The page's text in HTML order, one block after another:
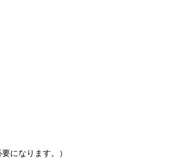
になります。）